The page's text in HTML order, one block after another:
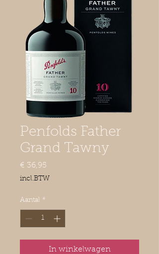
Penfolds Father
Grand Tawny
€ 36,95
incl.BTW
Aantal *
In winkelwagen